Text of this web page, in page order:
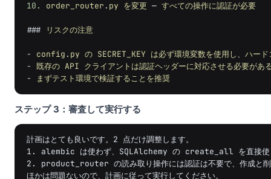
10.
order_router . py を変更 — すべての操作に認証が必要
### リスクの注意
- config . py の SECRET_KEY は必ず環境変数を使用し、 ハード
-
既存の API クライアントは認証ヘッダーに対応させる必要があ
-
まずテスト環境で検証することを推奨
ステップ 3：審査して実行する
計画はとても良いです。2 点だけ調整します。
1. alembic は使わず、SQLAlchemy の create_all を直接使
2. product_router の読み取り操作には認証は不要で、作成と削